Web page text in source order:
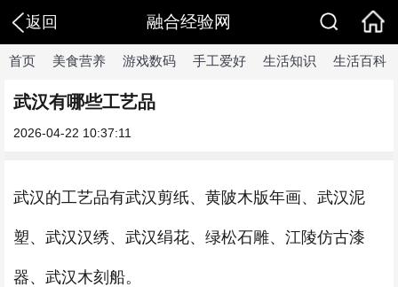
返回 融合经验网
首页 美食营养 游戏数码 手工爱好 生活知识 生活百科
武汉有哪些工艺品
2026-04-22 10:37:11
武汉的工艺品有武汉剪纸、黄陂木版年画、武汉泥
塑、武汉汉绣、武汉绢花、绿松石雕、江陵仿古漆
器、武汉木刻船。